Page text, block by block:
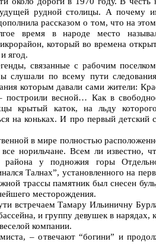
рудной столицы. А почему
рассказом о том, что на этом
время в народе место
который во времена
ягод.
связанные с рабочим
слушали по всему пути
которым давали сами жители:
построили весной… Как в
крытый каток, на льду
на коньках. И про первый детский
в мире полностью
норильчане. Всем ли известно,
района у подножия горы
Талнах”, установленного на
трассы памятник был снесен
месторождения.
встречаем Тамару Ильиничну
и группу девушек в нарядах,
компании.
– отвечают “богини” и